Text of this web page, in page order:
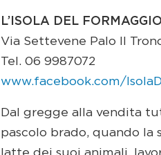
L’ISOLA DEL FORMAGGIO
Via Settevene Palo II
Tel. 06 9987072
www.facebook.com/
Dal gregge alla vendita
pascolo brado, quando la